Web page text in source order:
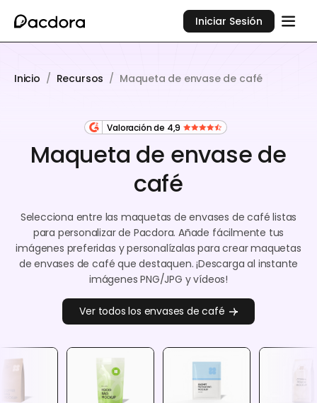
Iniciar Sesión
Inicio / Recursos / Maqueta de envase de café
Valoración de 4,9
Maqueta de envase de
café
Selecciona entre las maquetas de envases de café listas
para personalizar de Pacdora. Añade fácilmente tus
imágenes preferidas y personalízalas para crear maquetas
de envases de café que destaquen. ¡Descarga al instante
imágenes PNG/JPG y vídeos!
Ver todos los envases de café